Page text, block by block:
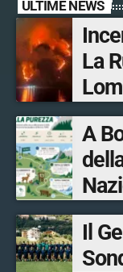
ULTIME NEWS
La
tra
A
Il